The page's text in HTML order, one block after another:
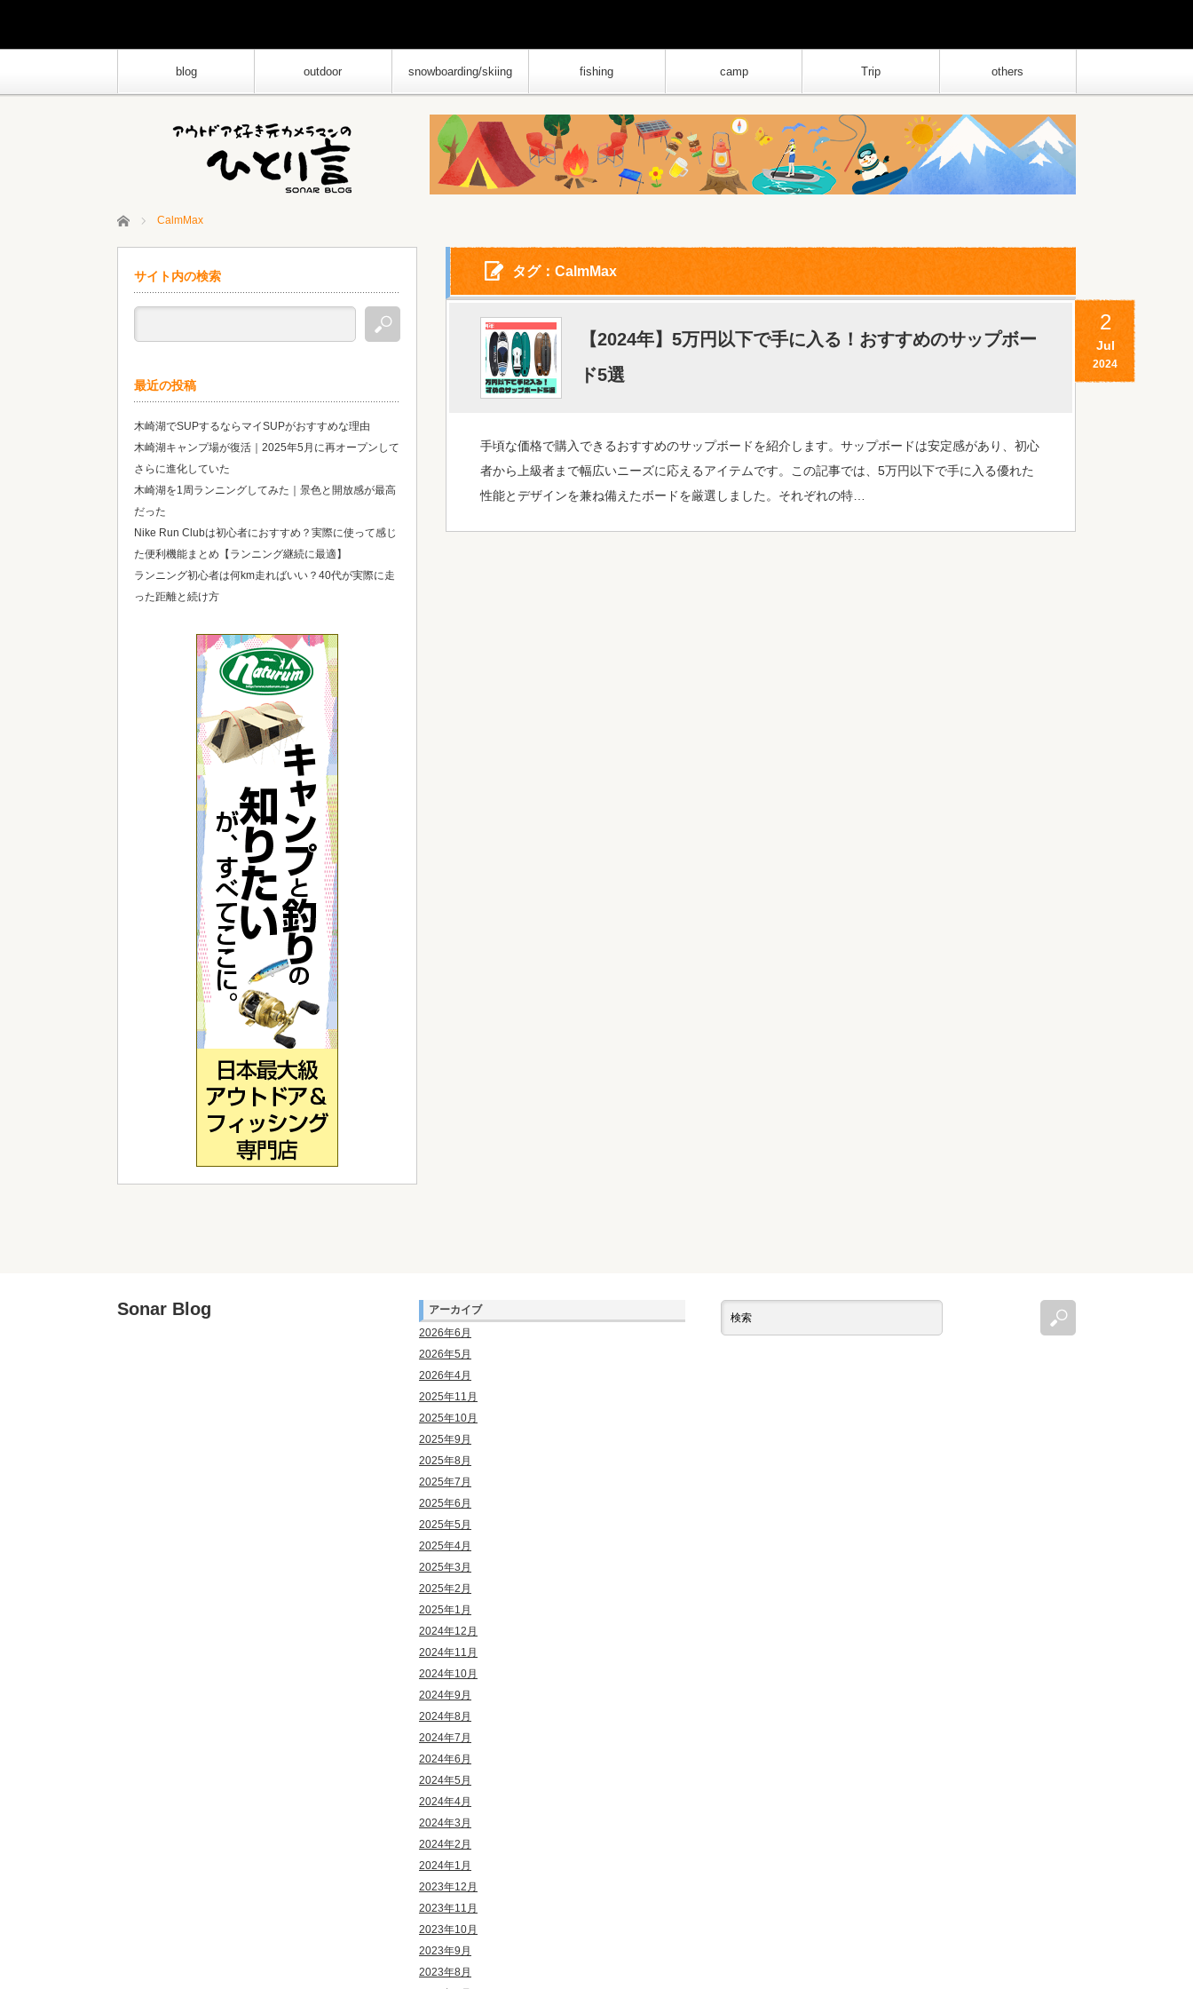
blog outdoor snowboarding/skiing fishing camp Trip others
ホーム CalmMax
タグ：CalmMax
2
Jul
2024
【2024年】5万円以下で手に入る！おすすめのサップボー
ド5選
手頃な価格で購入できるおすすめのサップボードを紹介します。サップボードは安定感があり、初心
者から上級者まで幅広いニーズに応えるアイテムです。この記事では、5万円以下で手に入る優れた
性能とデザインを兼ね備えたボードを厳選しました。それぞれの特…
サイト内の検索
最近の投稿
木崎湖でSUPするならマイSUPがおすすめな理由
木崎湖キャンプ場が復活｜2025年5月に再オープンして
さらに進化していた
木崎湖を1周ランニングしてみた｜景色と開放感が最高
だった
Nike Run Clubは初心者におすすめ？実際に使って感じ
た便利機能まとめ【ランニング継続に最適】
ランニング初心者は何km走ればいい？40代が実際に走
った距離と続け方
Sonar Blog
アーカイブ
2026年6月
2026年5月
2026年4月
2025年11月
2025年10月
2025年9月
2025年8月
2025年7月
2025年6月
2025年5月
2025年4月
2025年3月
2025年2月
2025年1月
2024年12月
2024年11月
2024年10月
2024年9月
2024年8月
2024年7月
2024年6月
2024年5月
2024年4月
2024年3月
2024年2月
2024年1月
2023年12月
2023年11月
2023年10月
2023年9月
2023年8月